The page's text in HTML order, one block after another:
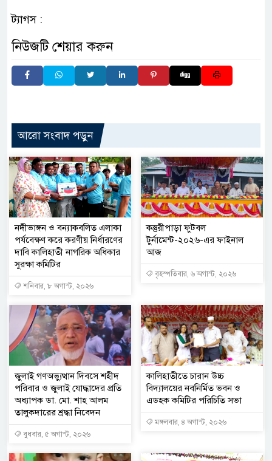
ট্যাগস :
নিউজটি শেয়ার করুন
আরো সংবাদ পড়ুন
নদীভাঙ্গন ও বন্যাকবলিত এলাকা
পর্যবেক্ষণ করে করণীয় নির্ধারণের
দাবি কালিহাতী নাগরিক অধিকার
সুরক্ষা কমিটির
শনিবার, ৮ অগাস্ট, ২০২৬
কস্তুরীপাড়া ফুটবল
টুর্নামেন্ট-২০২৬-এর ফাইনাল
আজ
বৃহস্পতিবার, ৬ অগাস্ট, ২০২৬
জুলাই গণঅভ্যুত্থান দিবসে শহীদ
পরিবার ও জুলাই যোদ্ধাদের প্রতি
অধ্যাপক ডা. মো. শাহ আলম
তালুকদারের শ্রদ্ধা নিবেদন
বুধবার, ৫ অগাস্ট, ২০২৬
কালিহাতীতে চারান উচ্চ
বিদ্যালয়ের নবনির্মিত ভবন ও
এডহক কমিটির পরিচিতি সভা
মঙ্গলবার, ৪ অগাস্ট, ২০২৬